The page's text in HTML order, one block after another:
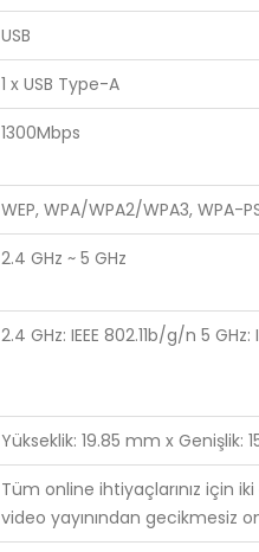
USB
1 x USB Type-A
1300Mbps
WEP, WPA/WPA2/WPA3, WPA-
2.4 GHz ~ 5 GHz
2.4 GHz: IEEE 802.11b/g/n 5 GHz:
Yükseklik: 19.85 mm x Genişlik:
Tüm online ihtiyaçlarınız için
video yayınından gecikmesiz